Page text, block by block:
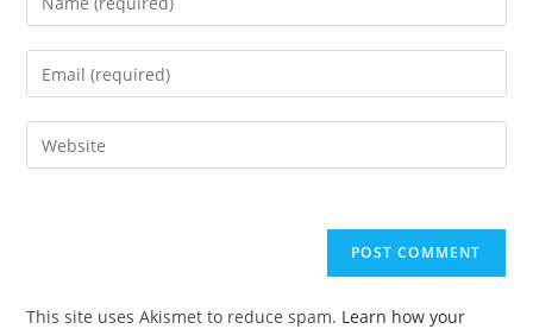
your
name
comment
Enter
your
email
address
Enter
your
This site uses Akismet to reduce spam. Learn how your